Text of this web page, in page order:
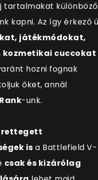
tartalmakat különböző
kapni. Az így érkező
játékmódokat,
kozmetikai cuccokat
hozni fognak
őket, annál
-unk.
rettegett
is a Battlefield V-
csak és kizárólag